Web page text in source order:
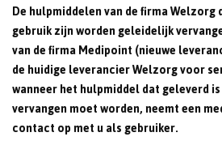
De hulpmiddelen van de firma
gebruik zijn worden geleidelijk
van de firma Medipoint (nieuwe
de huidige leverancier Welzorg voor
wanneer het hulpmiddel dat geleverd
vervangen moet worden, neemt een
contact op met u als gebruiker.